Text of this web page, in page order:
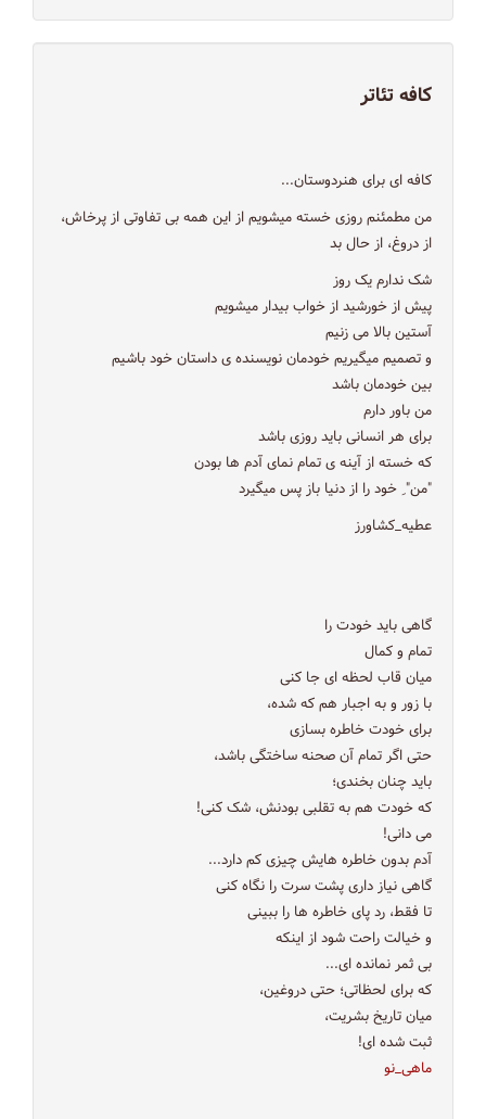
كافه تئاتر
كافه اى براى هنردوستان...
من مطمئنم روزی خسته میشویم از این همه بی تفاوتی از پرخاش،
از دروغ، از حال بد
شک ندارم یک روز
پیش از خورشید از خواب بیدار میشویم
آستین بالا می زنیم
و تصمیم میگیریم خودمان نویسنده ی داستان خود باشیم
بین خودمان باشد
من باور دارم
برای هر انسانی باید روزی باشد
که خسته از آینه ی تمام نمای آدم ها بودن
"من" ِ خود را از دنیا باز پس میگیرد
عطیه_کشاورز
گاهی باید خودت را
تمام و کمال
میان قاب لحظه ای جا کنی
با زور و به اجبار هم که شده،
برای خودت خاطره بسازی
حتی اگر تمام آن صحنه ساختگی باشد،
باید چنان بخندی؛
که خودت هم به تقلبی بودنش، شک کنی!
می دانی!
آدم بدون خاطره هایش چیزی کم دارد...
گاهی نیاز داری پشت سرت را نگاه کنی
تا فقط، رد پای خاطره ها را ببینی
و خیالت راحت شود از اینکه
بی ثمر نمانده ای...
که برای لحظاتی؛ حتی دروغین،
میان تاریخ بشریت،
ثبت شده ای!
ماهی_نو